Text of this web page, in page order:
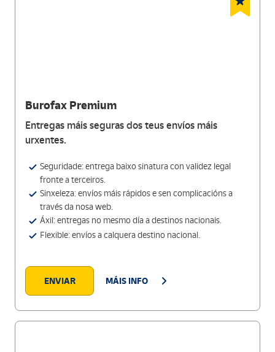
Burofax Premium
Entregas máis seguras dos teus envíos máis
urxentes.
Seguridade: entrega baixo sinatura con validez legal
fronte a terceiros.
Sinxeleza: envíos máis rápidos e sen complicacións a
través da nosa web.
Áxil: entregas no mesmo día a destinos nacionais.
Flexible: envíos a calquera destino nacional.
ENVIAR MÁIS INFO